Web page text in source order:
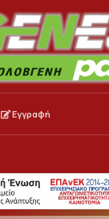
Εγγραφή